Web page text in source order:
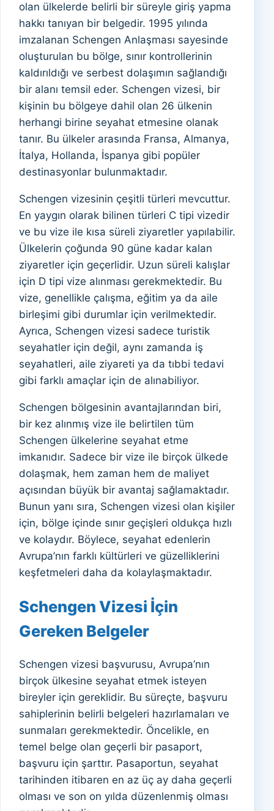
olan ülkelerde belirli bir süreyle giriş yapma
hakkı tanıyan bir belgedir. 1995 yılında
imzalanan Schengen Anlaşması sayesinde
oluşturulan bu bölge, sınır kontrollerinin
kaldırıldığı ve serbest dolaşımın sağlandığı
bir alanı temsil eder. Schengen vizesi, bir
kişinin bu bölgeye dahil olan 26 ülkenin
herhangi birine seyahat etmesine olanak
tanır. Bu ülkeler arasında Fransa, Almanya,
İtalya, Hollanda, İspanya gibi popüler
destinasyonlar bulunmaktadır.
Schengen vizesinin çeşitli türleri mevcuttur.
En yaygın olarak bilinen türleri C tipi vizedir
ve bu vize ile kısa süreli ziyaretler yapılabilir.
Ülkelerin çoğunda 90 güne kadar kalan
ziyaretler için geçerlidir. Uzun süreli kalışlar
için D tipi vize alınması gerekmektedir. Bu
vize, genellikle çalışma, eğitim ya da aile
birleşimi gibi durumlar için verilmektedir.
Ayrıca, Schengen vizesi sadece turistik
seyahatler için değil, aynı zamanda iş
seyahatleri, aile ziyareti ya da tıbbi tedavi
gibi farklı amaçlar için de alınabiliyor.
Schengen bölgesinin avantajlarından biri,
bir kez alınmış vize ile belirtilen tüm
Schengen ülkelerine seyahat etme
imkanıdır. Sadece bir vize ile birçok ülkede
dolaşmak, hem zaman hem de maliyet
açısından büyük bir avantaj sağlamaktadır.
Bunun yanı sıra, Schengen vizesi olan kişiler
için, bölge içinde sınır geçişleri oldukça hızlı
ve kolaydır. Böylece, seyahat edenlerin
Avrupa’nın farklı kültürleri ve güzelliklerini
keşfetmeleri daha da kolaylaşmaktadır.
Schengen Vizesi İçin
Gereken Belgeler
Schengen vizesi başvurusu, Avrupa’nın
birçok ülkesine seyahat etmek isteyen
bireyler için gereklidir. Bu süreçte, başvuru
sahiplerinin belirli belgeleri hazırlamaları ve
sunmaları gerekmektedir. Öncelikle, en
temel belge olan geçerli bir pasaport,
başvuru için şarttır. Pasaportun, seyahat
tarihinden itibaren en az üç ay daha geçerli
olması ve son on yılda düzenlenmiş olması